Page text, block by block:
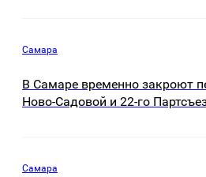
Самара
В Самаре временно закроют
Ново-Садовой и 22-го
Самара